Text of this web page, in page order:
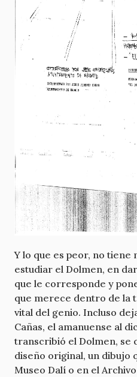
Y lo que es peor, no tiene
estudiar el Dolmen, en
que le corresponde y
que merece dentro de la
vital del genio. Incluso
Cañas, el amanuense al
transcribió el Dolmen, se
diseño original, un dibujo
Museo Dalí o en el